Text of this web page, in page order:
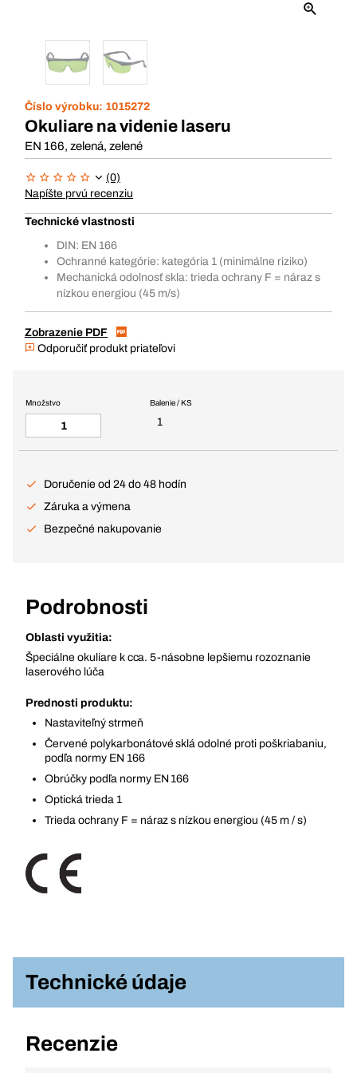
Číslo výrobku: 1015272
Okuliare na videnie laseru
EN 166, zelená, zelené
(0)
Napíšte prvú recenziu
Technické vlastnosti
DIN: EN 166
Ochranné kategórie: kategória 1 (minimálne riziko)
Mechanická odolnosť skla: trieda ochrany F = náraz s
nízkou energiou (45 m/s)
Zobrazenie PDF
Odporučiť produkt priateľovi
Balenie / KS
1
Množstvo
Doručenie od 24 do 48 hodín
Záruka a výmena
Bezpečné nakupovanie
Podrobnosti
Oblasti využitia:
Špeciálne okuliare k cca. 5-násobne lepšiemu rozoznanie
laserového lúča
Prednosti produktu:
Nastaviteľný strmeň
Červené polykarbonátové sklá odolné proti poškriabaniu,
podľa normy EN 166
Obrúčky podľa normy EN 166
Optická trieda 1
Trieda ochrany F = náraz s nízkou energiou (45 m / s)
Technické údaje
Recenzie